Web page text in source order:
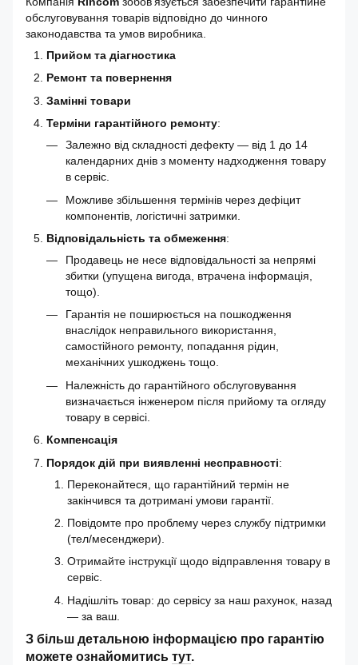
обслуговування товарів відповідно до чинного
законодавства та умов виробника.
Прийом та діагностика
Ремонт та повернення
Замінні товари
Терміни гарантійного ремонту:
Залежно від складності дефекту — від 1 до 14
календарних днів з моменту надходження товару
в сервіс.
Можливе збільшення термінів через дефіцит
компонентів, логістичні затримки.
Відповідальність та обмеження:
Продавець не несе відповідальності за непрямі
збитки (упущена вигода, втрачена інформація,
тощо).
Гарантія не поширюється на пошкодження
внаслідок неправильного використання,
самостійного ремонту, попадання рідин,
механічних ушкоджень тощо.
Належність до гарантійного обслуговування
визначається інженером після прийому та огляду
товару в сервісі.
Компенсація
Порядок дій при виявленні несправності:
Переконайтеся, що гарантійний термін не
закінчився та дотримані умови гарантії.
Повідомте про проблему через службу підтримки
(тел/месенджери).
Отримайте інструкції щодо відправлення товару в
сервіс.
Надішліть товар: до сервісу за наш рахунок, назад
— за ваш.
З більш детальною інформацією про гарантію
можете ознайомитись тут.